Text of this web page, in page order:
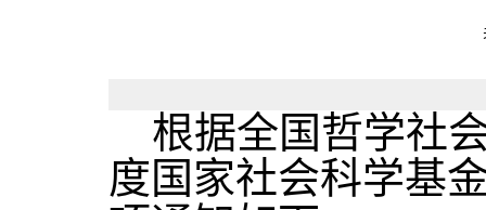
根据全国哲学社
度国家社会科学基